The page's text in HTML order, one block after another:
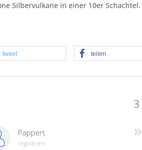
Silbervulkane in einer 10er Schachtel.
tweet teilen
Pappert
registriert
»